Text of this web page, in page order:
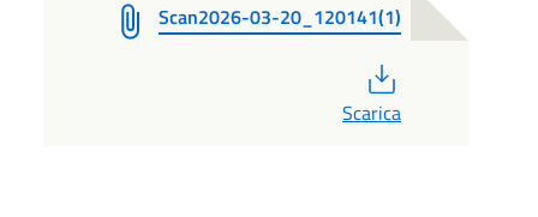
Scan2026-03-20_120141(1)
Scarica